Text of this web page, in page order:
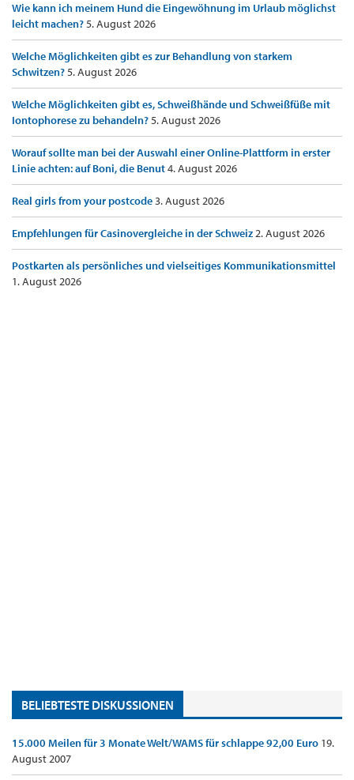
Wie kann ich meinem Hund die Eingewöhnung im Urlaub möglichst
leicht machen?5. August 2026
Welche Möglichkeiten gibt es zur Behandlung von starkem
Schwitzen?5. August 2026
Welche Möglichkeiten gibt es, Schweißhände und Schweißfüße mit
Iontophorese zu behandeln?5. August 2026
Worauf sollte man bei der Auswahl einer Online-Plattform in erster
Linie achten: auf Boni, die Benut4. August 2026
Real girls from your postcode3. August 2026
Empfehlungen für Casinovergleiche in der Schweiz2. August 2026
Postkarten als persönliches und vielseitiges Kommunikationsmittel
1. August 2026
BELIEBTESTE DISKUSSIONEN
15.000 Meilen für 3 Monate Welt/WAMS für schlappe 92,00 Euro 19.
August 2007